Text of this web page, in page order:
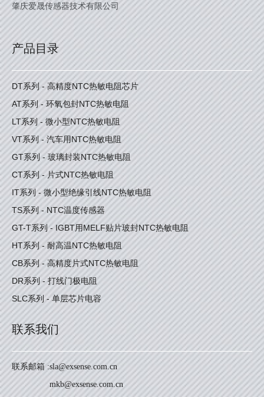
肇庆爱晟传感器技术有限公司
产品目录
DT系列 - 高精度NTC热敏电阻芯片
AT系列 - 环氧包封NTC热敏电阻
LT系列 - 微小型NTC热敏电阻
VT系列 - 汽车用NTC热敏电阻
GT系列 - 玻璃封装NTC热敏电阻
CT系列 - 片式NTC热敏电阻
IT系列 - 微小型绝缘引线NTC热敏电阻
TS系列 - NTC温度传感器
GT-T系列 - IGBT用MELF贴片玻封NTC热敏电阻
HT系列 - 耐高温NTC热敏电阻
CB系列 - 高精度片式NTC热敏电阻
DR系列 - 打线门极电阻
SLC系列 - 单层芯片电容
联系我们
联系邮箱 :sla@exsense.com.cn
mkb@exsense.com.cn